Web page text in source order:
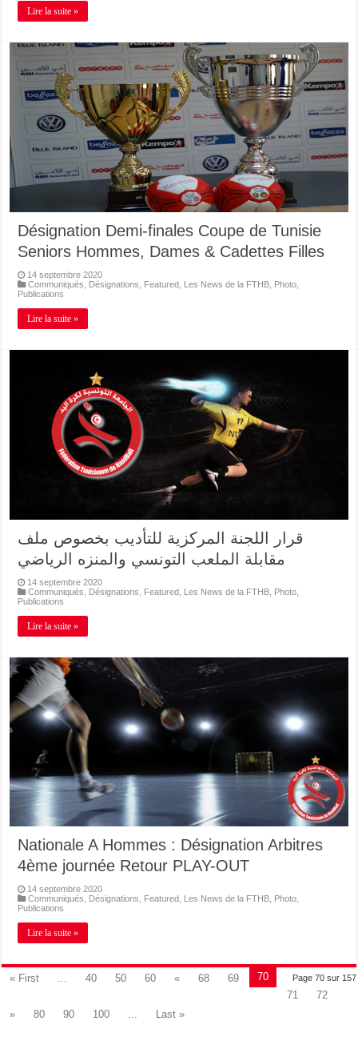
Lire la suite »
Désignation Demi-finales Coupe de Tunisie
Seniors Hommes, Dames & Cadettes Filles
14 septembre 2020
Communiqués
Désignations Featured Les News de la FTHB Photo
Publications
Lire la suite »
قرار اللجنة المركزية للتأديب بخصوص ملف
مقابلة الملعب التونسي والمنزه الرياضي
14 septembre 2020
Communiqués
Désignations Featured Les News de la FTHB Photo
Publications
Lire la suite »
Nationale A Hommes : Désignation Arbitres
4ème journée Retour PLAY-OUT
14 septembre 2020
Communiqués
Désignations Featured Les News de la FTHB Photo
Publications
Lire la suite »
Page 70 sur 157
« First 40 50 60 « 68 69
70
71
72
»
80 90 100 Last »